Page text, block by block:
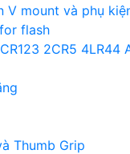
V mount và phụ
flash
2CR5 4LR44
Thumb Grip